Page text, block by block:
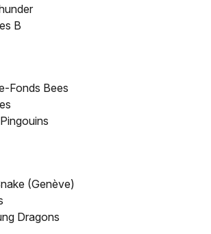
B
Fonds Bees
(Genève)
Dragons